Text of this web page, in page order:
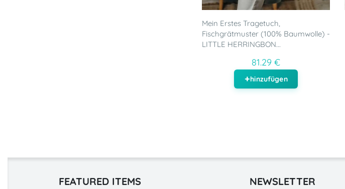
Mein Erstes Tragetuch,
Fischgrätmuster (100% Baumwolle) -
LITTLE HERRINGBON...
81.29 €
hinzufügen
FEATURED ITEMS
NEWSLETTER